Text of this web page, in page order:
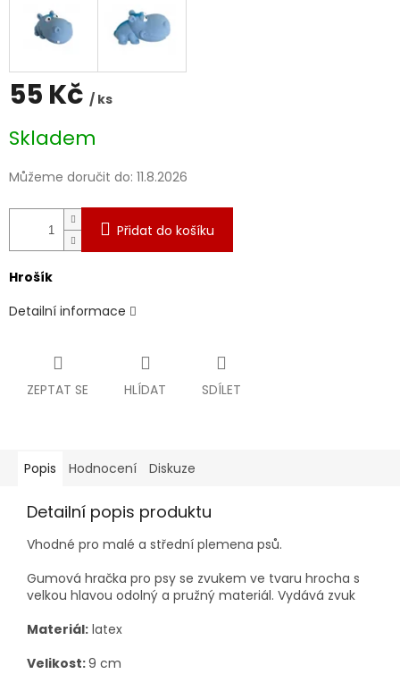
55 Kč / ks
cena:
Skladem
Můžeme doručit do: 11.8.2026
Přidat do košíku
Hrošík
Detailní informace
ZEPTAT SE HLÍDAT SDÍLET
Popis Hodnocení Diskuze
Detailní popis produktu
Vhodné pro malé a střední plemena psů.
Gumová hračka pro psy se zvukem ve tvaru hrocha s
velkou hlavou odolný a pružný materiál. Vydává zvuk
Materiál: latex
Velikost:9 cm